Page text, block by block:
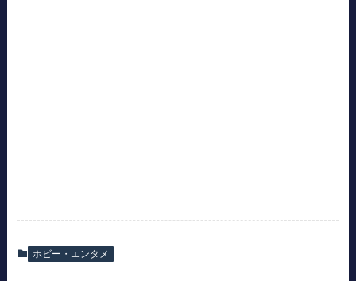
ホビー・エンタメ